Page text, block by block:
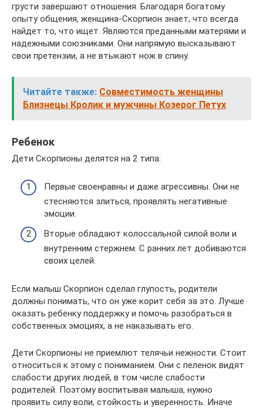
грусти завершают отношения. Благодаря богатому
опыту общения, женщина-Скорпион знает, что всегда
найдет то, что ищет. Являются преданными матерями и
надежными союзниками. Они напрямую высказывают
свои претензии, а не втыкают нож в спину.
Читайте также: Совместимость женщины
Близнецы Кролик и мужчины Козерог Петух
Ребенок
Дети Скорпионы делятся на 2 типа:
Первые своенравны и даже агрессивны. Они не
стесняются злиться, проявлять негативные
эмоции.
Вторые обладают колоссальной силой воли и
внутренним стержнем. С ранних лет добиваются
своих целей.
Если малыш Скорпион сделал глупость, родители
должны понимать, что он уже корит себя за это. Лучше
оказать ребенку поддержку и помочь разобраться в
собственных эмоциях, а не наказывать его.
Дети Скорпионы не приемлют телячьи нежности. Стоит
относиться к этому с пониманием. Они с пеленок видят
слабости других людей, в том числе слабости
родителей. Поэтому воспитывая малыша, нужно
проявить силу воли, стойкость и уверенность. Иначе